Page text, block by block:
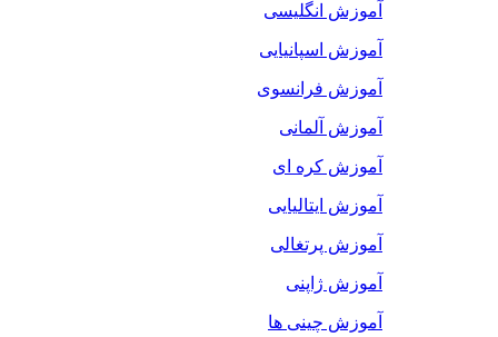
آموزش انگلیسی
آموزش اسپانیایی
آموزش فرانسوی
آموزش آلمانی
آموزش کره ای
آموزش ایتالیایی
آموزش پرتغالی
آموزش ژاپنی
آموزش چینی ها